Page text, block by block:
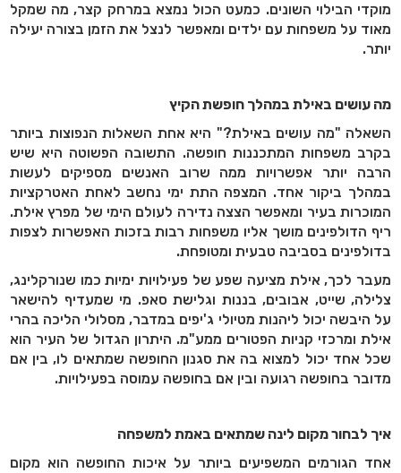
מוקדי הבילוי השונים. כמעט הכול נמצא במרחק קצר, מה שמקל
מאוד על משפחות עם ילדים ומאפשר לנצל את הזמן בצורה יעילה
יותר.
מה עושים באילת במהלך חופשת הקיץ
השאלה "מה עושים באילת?" היא אחת השאלות הנפוצות ביותר
בקרב משפחות המתכננות חופשה. התשובה הפשוטה היא שיש
הרבה יותר אפשרויות ממה שרוב האנשים מספיקים לעשות
במהלך ביקור אחד. המצפה התת ימי נחשב לאחת האטרקציות
המוכרות בעיר ומאפשר הצצה נדירה לעולם הימי של מפרץ אילת.
ריף הדולפינים מושך אליו משפחות רבות בזכות האפשרות לצפות
בדולפינים בסביבה טבעית ומטופחת.
מעבר לכך, אילת מציעה שפע של פעילויות ימיות כמו שנורקלינג,
צלילה, שייט, אבובים, בננות וגלישת סאפ. מי שמעדיף להישאר
על היבשה יכול ליהנות מטיולי ג'יפים במדבר, מסלולי הליכה בהרי
אילת ומרכזי קניות הפטורים ממע"מ. היתרון הגדול של העיר הוא
שכל אחד יכול למצוא בה את סגנון החופשה שמתאים לו, בין אם
מדובר בחופשה רגועה ובין אם בחופשה עמוסה בפעילויות.
איך לבחור מקום לינה שמתאים באמת למשפחה
אחד הגורמים המשפיעים ביותר על איכות החופשה הוא מקום